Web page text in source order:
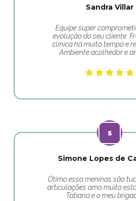
Sandra Villar
Equipe super
evolução do seu cliente.
clínica há muito tempo e
Ambiente acolhedor e
Simone Lopes de
Ótimo essa meninas são
articulações amo muito
Tatiana e o meu